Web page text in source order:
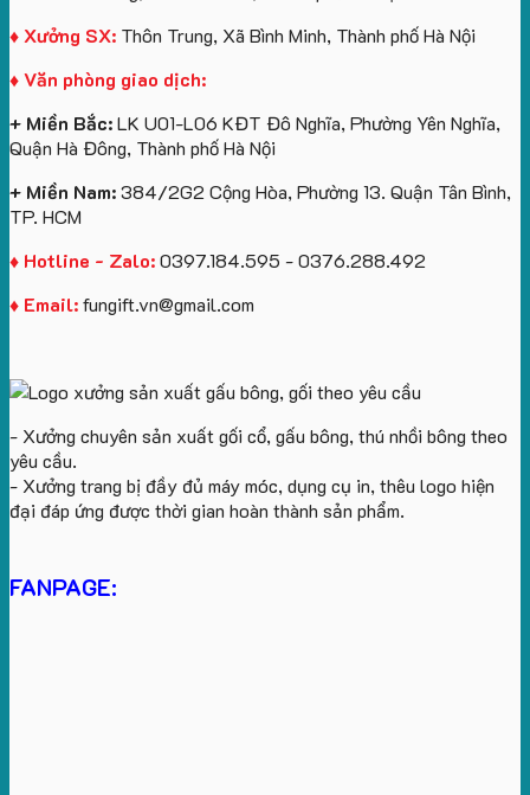
tặng
Chữ
U
Cầu
Logo:
Bình
Gấu
♦ Xưởng SX: Thôn Trung, Xã Bình Minh, Thành phố Hà Nội
♦ Văn phòng giao dịch:
+ Miền Bắc:LK U01-L06 KĐT Đô Nghĩa, Phường Yên Nghĩa,
Quận Hà Đông, Thành phố Hà Nội
+ Miền Nam:384/2G2 Cộng Hòa, Phường 13. Quận Tân Bình,
TP. HCM
♦ Hotline - Zalo:0397.184.595 - 0376.288.492
♦ Email:fungift.vn@gmail.com
- Xưởng chuyên sản xuất gối cổ, gấu bông, thú nhồi bông theo
yêu cầu.
- Xưởng trang bị đầy đủ máy móc, dụng cụ in, thêu logo hiện
đại đáp ứng được thời gian hoàn thành sản phẩm.
FANPAGE: